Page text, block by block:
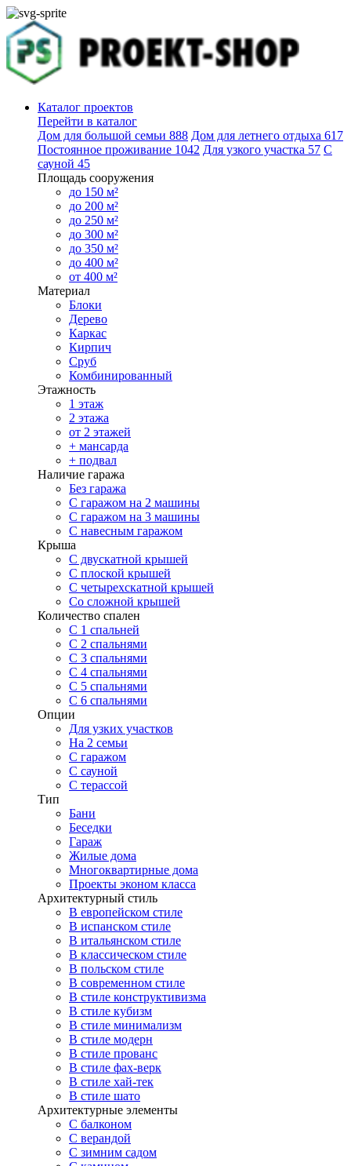
Каталог проектов
Перейти в каталог
Дом для большой семьи 888 Дом для летнего отдыха 617
Постоянное проживание 1042 Для узкого участка 57 С
сауной 45
Площадь сооружения
до 150 м²
до 200 м²
до 250 м²
до 300 м²
до 350 м²
до 400 м²
от 400 м²
Материал
Блоки
Дерево
Каркас
Кирпич
Сруб
Комбинированный
Этажность
1 этаж
2 этажа
от 2 этажей
+ мансарда
+ подвал
Наличие гаража
Без гаража
С гаражом на 2 машины
С гаражом на 3 машины
С навесным гаражом
Крыша
С двускатной крышей
С плоской крышей
С четырехскатной крышей
Со сложной крышей
Количество спален
С 1 спальней
С 2 спальнями
С 3 спальнями
С 4 спальнями
С 5 спальнями
С 6 спальнями
Опции
Для узких участков
На 2 семьи
С гаражом
С сауной
С терассой
Тип
Бани
Беседки
Гараж
Жилые дома
Многоквартирные дома
Проекты эконом класса
Архитектурный стиль
В европейском стиле
В испанском стиле
В итальянском стиле
В классическом стиле
В польском стиле
В современном стиле
В стиле конструктивизма
В стиле кубизм
В стиле минимализм
В стиле модерн
В стиле прованс
В стиле фах-верк
В стиле хай-тек
В стиле шато
Архитектурные элементы
С балконом
С верандой
С зимним садом